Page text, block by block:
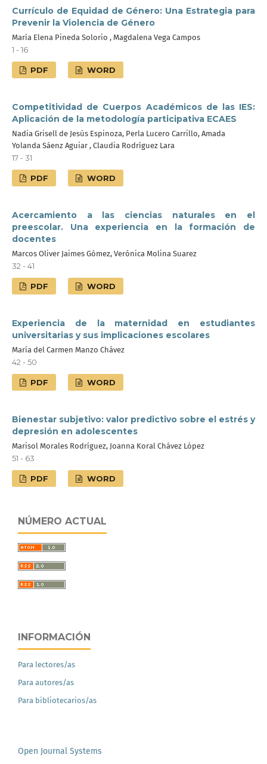
Currículo de Equidad de Género: Una Estrategia para
Prevenir la Violencia de Género
María Elena Pineda Solorio , Magdalena Vega Campos
1 - 16
PDF WORD
Competitividad de Cuerpos Académicos de las IES:
Aplicación de la metodología participativa ECAES
Nadia Grisell de Jesús Espinoza, Perla Lucero Carrillo, Amada
Yolanda Sáenz Aguiar , Claudia Rodríguez Lara
17 - 31
PDF WORD
Acercamiento a las ciencias naturales en el
preescolar. Una experiencia en la formación de
docentes
Marcos Oliver Jaimes Gómez, Verónica Molina Suarez
32 - 41
PDF WORD
Experiencia de la maternidad en estudiantes
universitarias y sus implicaciones escolares
María del Carmen Manzo Chávez
42 - 50
PDF WORD
Bienestar subjetivo: valor predictivo sobre el estrés y
depresión en adolescentes
Marisol Morales Rodríguez, Joanna Koral Chávez López
51 - 63
PDF WORD
NÚMERO ACTUAL
INFORMACIÓN
Para lectores/as
Para autores/as
Para bibliotecarios/as
Open Journal Systems